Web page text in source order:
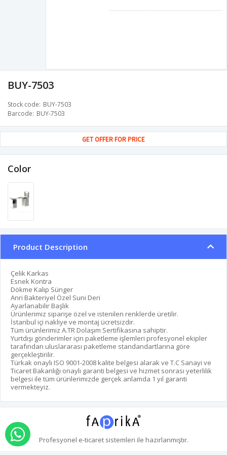
BUY-7503
Stock code BUY-7503
Barcode BUY-7503
GET OFFER FOR PRICE
Color
Product Description
Çelik Karkas
Esnek Kontra
Dökme Kalıp Sünger
Anri Bakteriyel Özel Suni Deri
Ayarlanabilir Başlık
Ürünlerimiz siparişe özel ve istenilen renklerde üretilir.
İstanbul içi nakliye ve montaj ücretsizdir.
Tüm ürünlerimiz A.TR Dolaşım Sertifikasına sahiptir.
Yurtdışı gönderimler için paketleme işlemleri profesyonel ekipler
tarafından uluslararası paketleme standandartlarına göre
gerçekleştirilir.
Türkak onaylı ISO 9001-2008 kalite belgesi alarak ve T.C Sanayi ve
Ticaret Bakanlığı onaylı garanti belgesi ve hizmet sonrası yeterlilik
belgesi ile tüm ürünlerimizde gerçek anlamda 1 yıl garanti
vermekteyiz.
Profesyonel e-ticaretsistemleri ile hazırlanmıştır.